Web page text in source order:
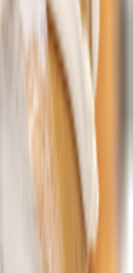
ягоды, грибы
блинчики
зерно для проращивания,